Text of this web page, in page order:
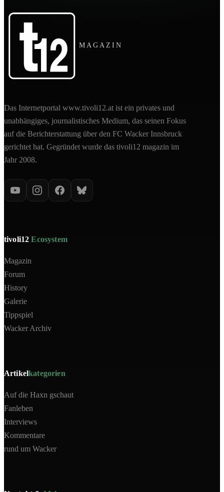
MAGAZIN
Das Internetportal www.tivoli12.at ist ein privates und
unabhängiges, journalistisches Medium, das seinen Fokus
auf die Berichterstattung über den FC Wacker Innsbruck
gerichtet hat. Gegründet wurde das tivoli12 magazin im
Jahr 2008.
tivoli12Ecosystem
Magazin
Forum
History
Galerie
Tippspiel
Wacker Archiv
Artikelkategorien
Auf die Haxn gschaut
Fanleben
Interviews
Kommentare
rund um Wacker